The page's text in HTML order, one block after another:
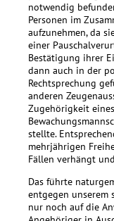
notwendig
Personen im
aufzunehmen, da
einer
Bestätigung ihrer
dann auch in der
Rechtsprechung
anderen
Zugehörigkeit
stellte.
mehrjährigen
Fällen verhängt
Das führte
entgegen unserem
nur noch auf die